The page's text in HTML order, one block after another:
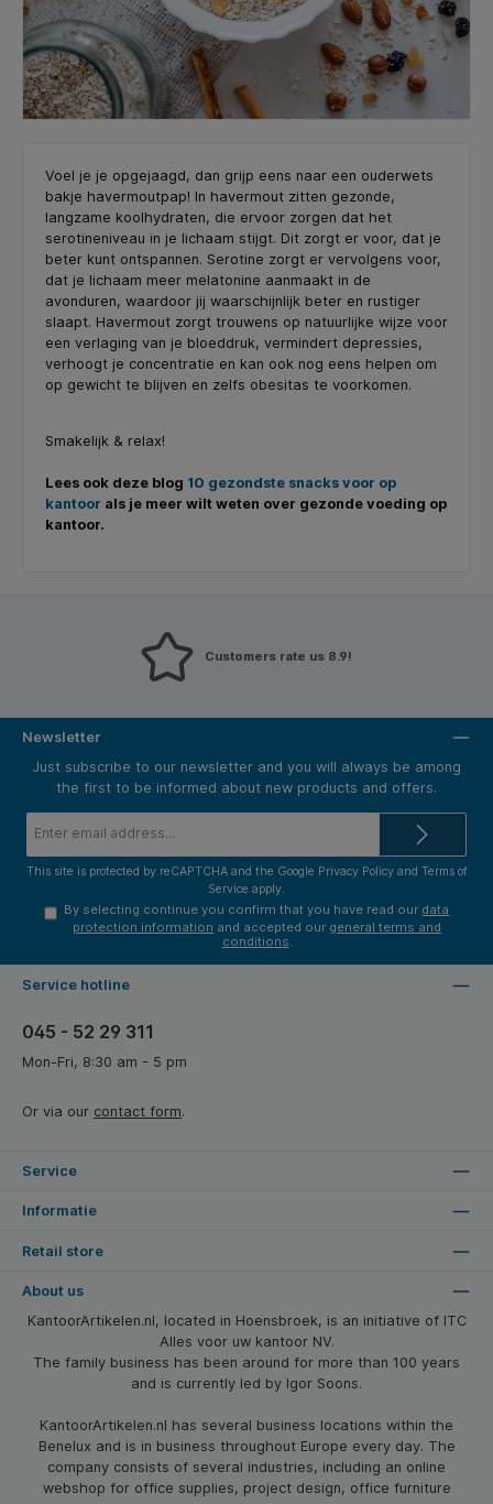
Voel je je opgejaagd, dan grijp eens naar een ouderwets
bakje havermoutpap! In havermout zitten gezonde,
langzame koolhydraten, die ervoor zorgen dat het
serotineniveau in je lichaam stijgt. Dit zorgt er voor, dat je
beter kunt ontspannen. Serotine zorgt er vervolgens voor,
dat je lichaam meer melatonine aanmaakt in de
avonduren, waardoor jij waarschijnlijk beter en rustiger
slaapt. Havermout zorgt trouwens op natuurlijke wijze voor
een verlaging van je bloeddruk, vermindert depressies,
verhoogt je concentratie en kan ook nog eens helpen om
op gewicht te blijven en zelfs obesitas te voorkomen.
Smakelijk & relax!
Lees ook deze blog 10 gezondste snacks voor op
kantoor als je meer wilt weten over gezonde voeding op
kantoor.
Customers rate us 8.9!
Newsletter
Just subscribe to our newsletter and you will always be among
the first to be informed about new products and offers.
This site is protected by reCAPTCHA and the Google Privacy Policyand Terms of
Service apply.
By selecting continue you confirm that you have read our data
protection information and accepted our general terms and
conditions
Service hotline
045 - 52 29 311
Mon-Fri, 8:30 am - 5 pm
Or via our contact form.
Service
Informatie
Retail store
About us
KantoorArtikelen.nl, located in Hoensbroek, is an initiative of ITC
Alles voor uw kantoor NV.
The family business has been around for more than 100 years
and is currently led by Igor Soons.
KantoorArtikelen.nl has several business locations within the
Benelux and is in business throughout Europe every day. The
company consists of several industries, including an online
webshop for office supplies, project design, office furniture